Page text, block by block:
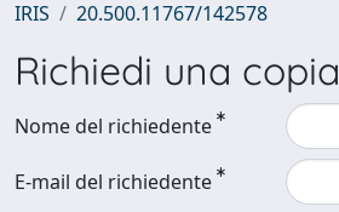
IRIS 20.500.11767/142578
Richiedi una
Nome del richiedente
E-mail del richiedente